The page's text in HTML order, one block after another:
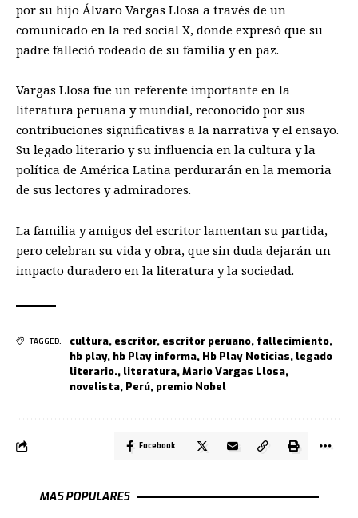
por su hijo Álvaro Vargas Llosa a través de un
comunicado en la red social X, donde expresó que su
padre falleció rodeado de su familia y en paz.
Vargas Llosa fue un referente importante en la
literatura peruana y mundial, reconocido por sus
contribuciones significativas a la narrativa y el ensayo.
Su legado literario y su influencia en la cultura y la
política de América Latina perdurarán en la memoria
de sus lectores y admiradores.
La familia y amigos del escritor lamentan su partida,
pero celebran su vida y obra, que sin duda dejarán un
impacto duradero en la literatura y la sociedad.
TAGGED: cultura, escritor, escritor peruano, fallecimiento,
hb play, hb Play informa, Hb Play Noticias, legado
literario., literatura,Mario Vargas Llosa,
novelista, Perú, premio Nobel
Facebook
MAS POPULARES